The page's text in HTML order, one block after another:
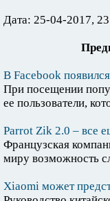
Дата: 25-04-2017,
В Facebook
При посещении
ее пользователи,
Parrot Zik 2.0 – все
Французская
миру возможность
Xiaomi может